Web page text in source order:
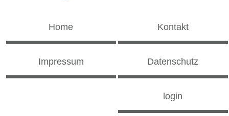
Home Kontakt
Impressum Datenschutz
login